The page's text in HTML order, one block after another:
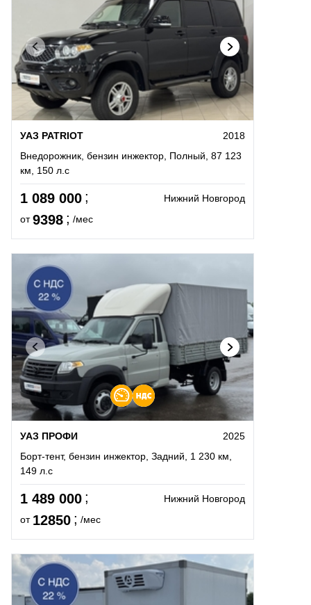
УАЗ PATRIOT
2018
Внедорожник, бензин инжектор, Полный, 87 123
км, 150 л.с
1 089 000
Нижний Новгород
от 9398 /мес
УАЗ ПРОФИ
2025
Борт-тент, бензин инжектор, Задний, 1 230 км,
149 л.с
1 489 000
Нижний Новгород
от 12850 /мес